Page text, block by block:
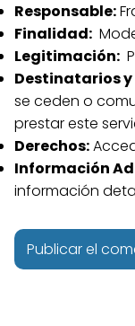
Responsable:
Finalidad:
Legitimación:
Destinatarios
se ceden o
prestar este
Derechos:
Información
información